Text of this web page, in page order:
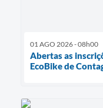
01 AGO 2026 - 08h00
Abertas as
EcoBike de